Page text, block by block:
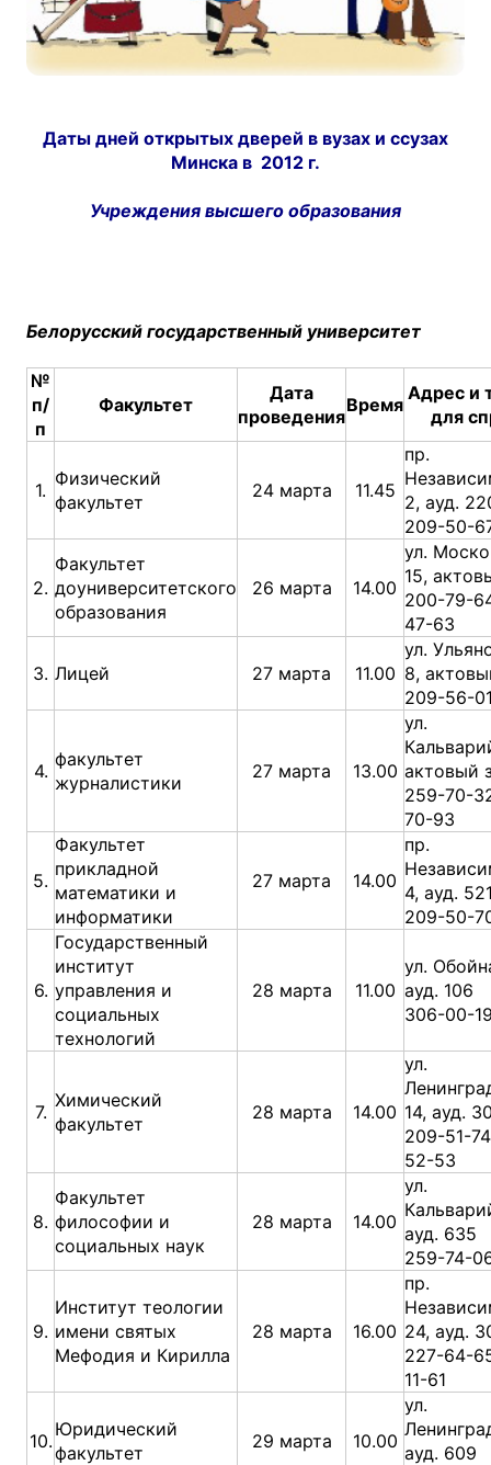
Даты дней открытых дверей в вузах и ссузах
Минска в 2012 г.
Учреждения высшего образования
Белорусский государственный университет
№
п/
п
Факультет
Дата
проведения
Время
Адрес и
для
1.
Физический
факультет
24 марта 11.45
пр.
2, ауд.
209-50-
2.
Факультет
доуниверситетского
образования
26 марта 14.00
ул.
15,
200-79-
47-63
3. Лицей 27 марта 11.00
ул.
8,
209-56-
4.
факультет
журналистики
27 марта 13.00
ул.
актовый
259-70-
70-93
5.
Факультет
прикладной
математики и
информатики
27 марта 14.00
пр.
4, ауд.
209-50-
6.
Государственный
институт
управления и
социальных
технологий
28 марта 11.00
ул.
ауд. 106
306-00-
7.
Химический
факультет
28 марта 14.00
ул.
14, ауд.
209-51-
52-53
8.
Факультет
философии и
социальных наук
28 марта 14.00
ул.
ауд. 635
259-74-
9.
Институт теологии
имени святых
Мефодия и Кирилла
28 марта 16.00
пр.
24, ауд.
227-64-
11-61
10.
Юридический
факультет
29 марта 10.00
ул.
ауд. 609